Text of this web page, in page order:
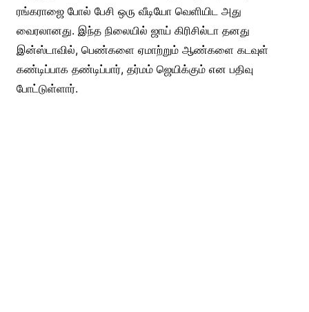
ரங்கராஜை போல் பேசி ஒரு வீடியோ வெளியிட அது
வைரலானது. இந்த நிலையில் ஜாய் கிரிசில்டா தனது
இன்ஸ்டாவில், பெண்களை ஏமாற்றும் ஆண்களை கடவுள்
கண்டிப்பாக தண்டிப்பார், தர்மம் ஜெயிக்கும் என பதிவு
போட்டுள்ளார்.